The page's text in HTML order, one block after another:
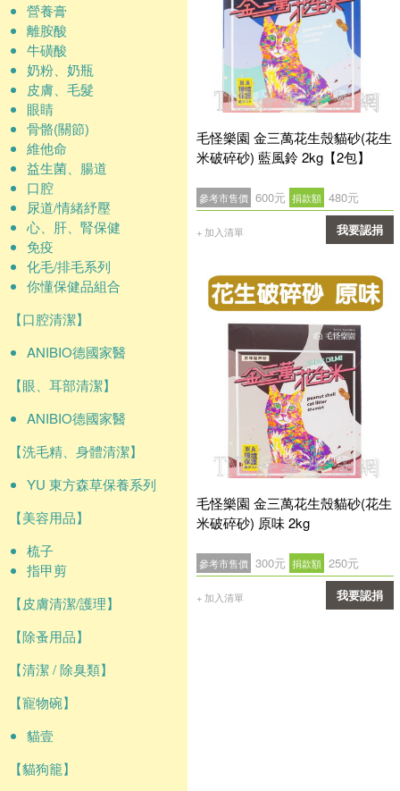
營養膏
離胺酸
牛磺酸
奶粉、奶瓶
皮膚、毛髮
眼睛
骨骼(關節)
維他命
益生菌、腸道
口腔
尿道/情緒紓壓
心、肝、腎保健
免疫
化毛/排毛系列
你懂保健品組合
【口腔清潔】
ANIBIO德國家醫
【眼、耳部清潔】
ANIBIO德國家醫
【洗毛精、身體清潔】
YU 東方森草保養系列
【美容用品】
梳子
指甲剪
【皮膚清潔/護理】
【除蚤用品】
【清潔 / 除臭類】
【寵物碗】
貓壹
【貓狗籠】
毛怪樂園 金三萬花生殼貓砂(花生
米破碎砂) 藍風鈴 2kg【2包】
參考市售價 600元 捐款額 480元
+ 加入清單 我要認捐
毛怪樂園 金三萬花生殼貓砂(花生
米破碎砂) 原味 2kg
參考市售價 300元 捐款額 250元
+ 加入清單 我要認捐